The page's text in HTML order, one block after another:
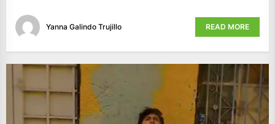
Yanna Galindo Trujillo READ MORE